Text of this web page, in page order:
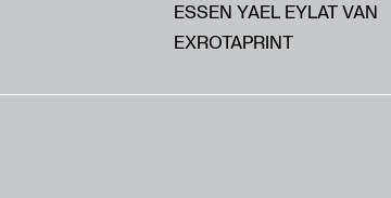
ESSEN YAEL EYLAT VAN
EXROTAPRINT